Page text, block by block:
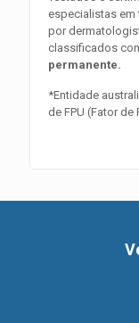
especialistas
por
classificados
permanente.
*Entidade
de FPU (Fator